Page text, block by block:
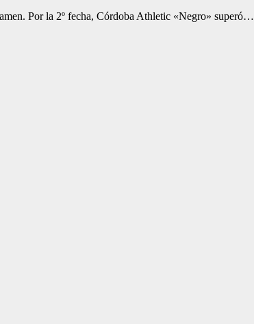
Por la 2º fecha, Córdoba Athletic «Negro» superó…